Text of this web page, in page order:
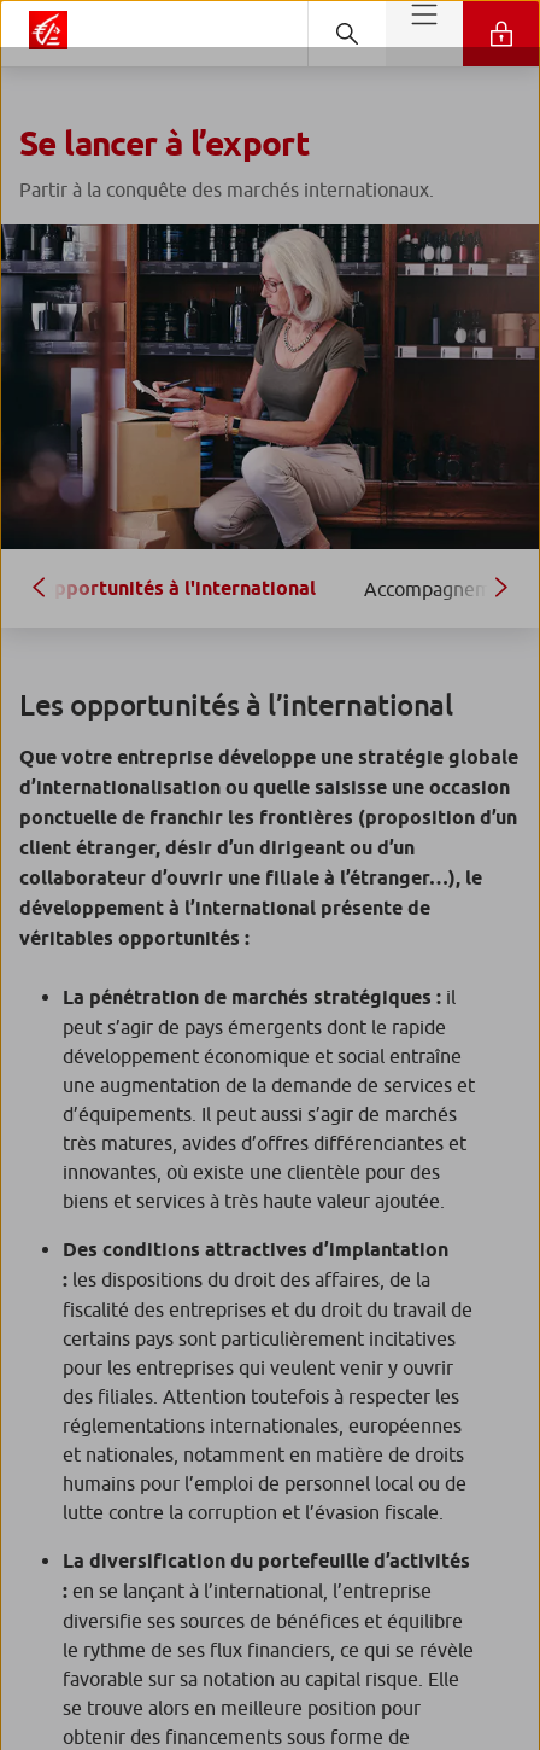
Se lancer à l’export
Partir à la conquête des marchés internationaux.
Opportunités à l'international Accompagnement
Les opportunités à l’international
Que votre entreprise développe une stratégie globale
d’internationalisation ou quelle saisisse une occasion
ponctuelle de franchir les frontières (proposition d’un
client étranger, désir d’un dirigeant ou d’un
collaborateur d’ouvrir une filiale à l’étranger…), le
développement à l’international présente de
véritables opportunités :
La pénétration de marchés stratégiques : il
peut s’agir de pays émergents dont le rapide
développement économique et social entraîne
une augmentation de la demande de services et
d’équipements. Il peut aussi s’agir de marchés
très matures, avides d’offres différenciantes et
innovantes, où existe une clientèle pour des
biens et services à très haute valeur ajoutée.
Des conditions attractives d’implantation
: les dispositions du droit des affaires, de la
fiscalité des entreprises et du droit du travail de
certains pays sont particulièrement incitatives
pour les entreprises qui veulent venir y ouvrir
des filiales. Attention toutefois à respecter les
réglementations internationales, européennes
et nationales, notamment en matière de droits
humains pour l’emploi de personnel local ou de
lutte contre la corruption et l’évasion fiscale.
La diversification du portefeuille d’activités
: en se lançant à l’international, l’entreprise
diversifie ses sources de bénéfices et équilibre
le rythme de ses flux financiers, ce qui se révèle
favorable sur sa notation au capital risque. Elle
se trouve alors en meilleure position pour
obtenir des financements sous forme de